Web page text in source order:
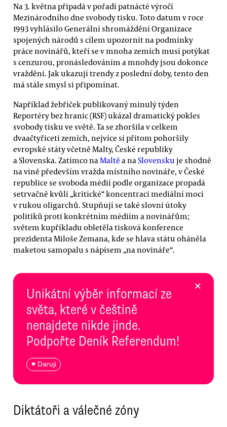
Na 3. května připadá v pořadí patnácté výročí
Mezinárodního dne svobody tisku. Toto datum v roce
1993 vyhlásilo Generální shromáždění Organizace
spojených národů s cílem upozornit na podmínky
práce novinářů, kteří se v mnoha zemích musí potýkat
s cenzurou, pronásledováním a mnohdy jsou dokonce
vražděni. Jak ukazují trendy z poslední doby, tento den
má stále smysl si připomínat.
Například žebříček publikovaný minulý týden
Reportéry bez hranic (RSF) ukázal dramatický pokles
svobody tisku ve světě. Ta se zhoršila v celkem
dvaačtyřiceti zemích, nejvíce si přitom pohoršily
evropské státy včetně Malty, České republiky
a Slovenska. Zatímco na Maltě a na Slovensku je shodně
na vině především vražda místního novináře, v České
republice se svoboda médií podle organizace propadá
setrvačně kvůli „kritické“ koncentraci mediální moci
v rukou oligarchů. Stupňují se také slovní útoky
politiků proti konkrétním médiím a novinářům;
světem kupříkladu obletěla tisková konference
prezidenta Miloše Zemana, kde se hlava státu oháněla
maketou samopalu s nápisem „na novináře“.
Unikátní výběr informací ze
světa, které v češtině
nenajdete nikde jinde.
Podpořte Deník Referendum!
♥ Daruji
×
Diktátoři a válečné zóny